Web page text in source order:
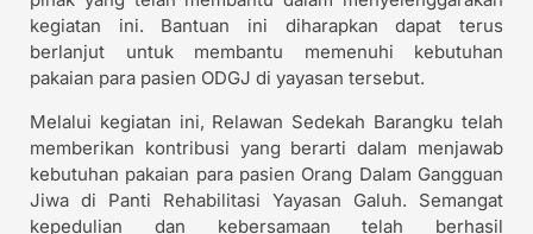
kegiatan ini. Bantuan ini diharapkan dapat terus
berlanjut untuk membantu memenuhi kebutuhan
pakaian para pasien ODGJ di yayasan tersebut.
Melalui kegiatan ini, Relawan Sedekah Barangku telah
memberikan kontribusi yang berarti dalam menjawab
kebutuhan pakaian para pasien Orang Dalam Gangguan
Jiwa di Panti Rehabilitasi Yayasan Galuh. Semangat
kepedulian dan kebersamaan telah berhasil